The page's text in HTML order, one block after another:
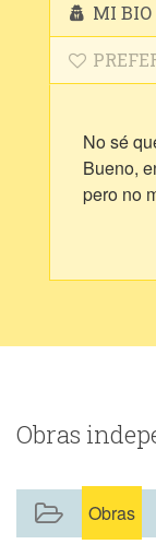
MI BIO
No sé
Bueno,
pero no
Obras
Obras